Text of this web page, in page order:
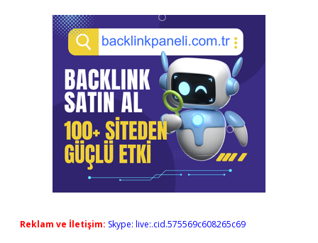
Reklam ve İletişim: Skype: live:.cid.575569c608265c69